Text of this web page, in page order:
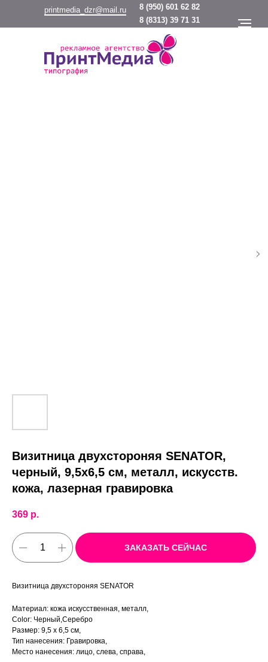
8 (950) 601 62 82
printmedia_dzr@mail.ru
8 (8313) 39 71 31
Визитница двухстороняя SENATOR,
черный, 9,5х6,5 см, металл, искусств.
кожа, лазерная гравировка
369 р.
ЗАКАЗАТЬ СЕЙЧАС
Визитница двухстороняя SENATOR
Материал: кожа искусственная, металл,
Color: Черный,Серебро
Размер: 9,5 х 6,5 см,
Тип нанесения: Гравировка,
Место нанесения: лицо, слева, справа,